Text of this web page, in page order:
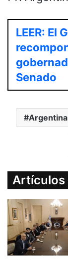
LEER: El
Senado
Argentina
Artículos